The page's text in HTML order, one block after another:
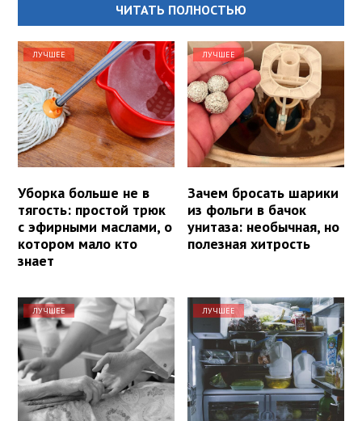
ЧИТАТЬ ПОЛНОСТЬЮ
ЛУЧШЕЕ
Уборка больше не в
тягость: простой трюк
с эфирными маслами, о
котором мало кто
знает
ЛУЧШЕЕ
Зачем бросать шарики
из фольги в бачок
унитаза: необычная, но
полезная хитрость
ЛУЧШЕЕ ЛУЧШЕЕ